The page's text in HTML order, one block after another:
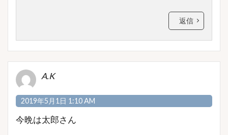
返信
A.K
2019年5月1日 1:10 AM
今晩は太郎さん